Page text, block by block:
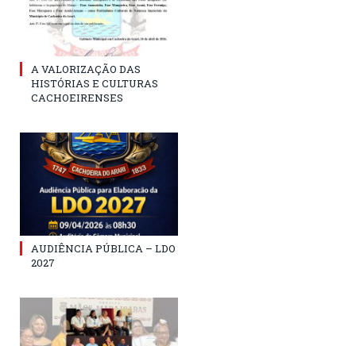
A VALORIZAÇÃO DAS
HISTÓRIAS E CULTURAS
CACHOEIRENSES
AUDIÊNCIA PÚBLICA – LDO
2027